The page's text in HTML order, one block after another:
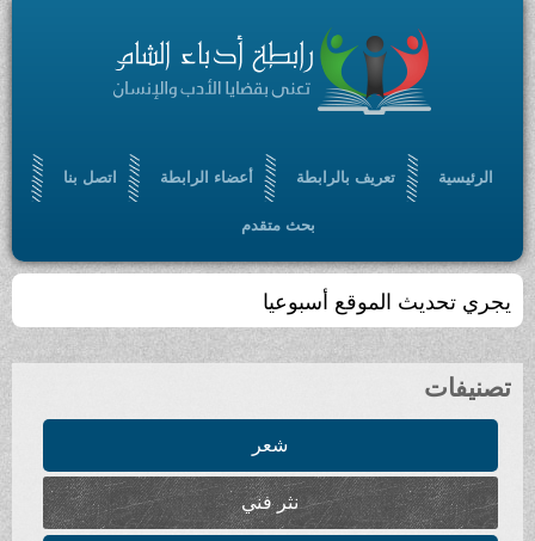
الرئيسية تعريف بالرابطة أعضاء الرابطة اتصل بنا
بحث متقدم
يجري تحديث الموقع أسبوعيا
تصنيفات
شعر
نثر فني